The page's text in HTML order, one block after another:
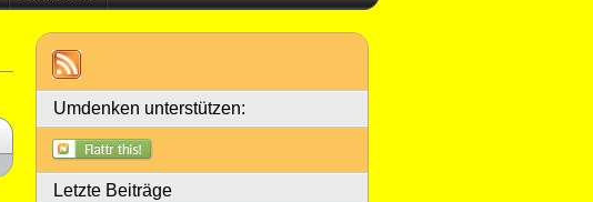
Umdenken unterstützen:
Letzte Beiträge